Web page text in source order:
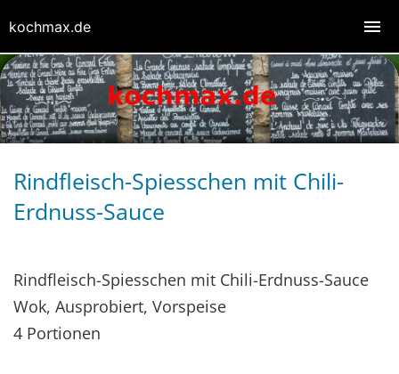
Rindfleisch-Spiesschen mit Chili-
Erdnuss-Sauce
Rindfleisch-Spiesschen mit Chili-Erdnuss-Sauce
Wok, Ausprobiert, Vorspeise
4 Portionen
kochmax.de